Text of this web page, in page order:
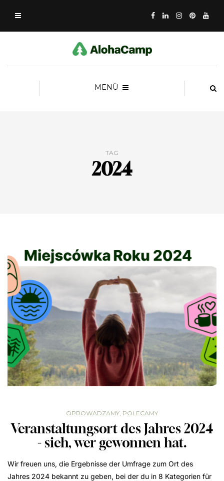
MENÜ
TAG
2024
OPROWADZAMY POLECAMY
Veranstaltungsort des Jahres 2024
- sieh, wer gewonnen hat.
Wir freuen uns, die Ergebnisse der Umfrage zum Ort des
Jahres 2024 bekannt zu geben, bei der du in 8 Kategorien für